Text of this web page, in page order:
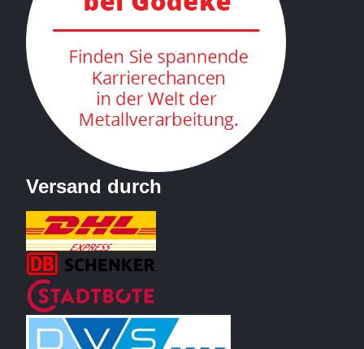
Versand durch